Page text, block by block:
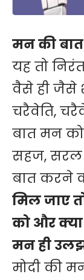
मन की बात
यह तो
वैसे ही जैसे
चरैवेति,
बात मन
सहज, सरल
बात करने
मिल जाए
को और
मन ही
मोदी की